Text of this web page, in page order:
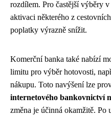
rozdílem. Pro častější výběry
aktivaci některého z
poplatky výrazně snížit.
Komerční banka také nabízí
limitu pro výběr hotovosti,
nákupu. Toto navýšení lze
internetového bankovnictví
změna je účinná okamžitě. Po